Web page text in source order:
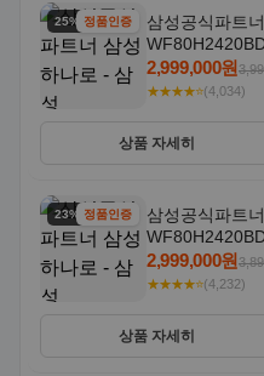
25% 할인정품인증
삼성공식파트
조기 20kg 세제
2,999,000원
★★★★⭐(4,034)
상품 자세히
23% 할인정품인증
삼성공식파트
조기 20kg 세제
2,999,000원
★★★★⭐(4,232)
상품 자세히